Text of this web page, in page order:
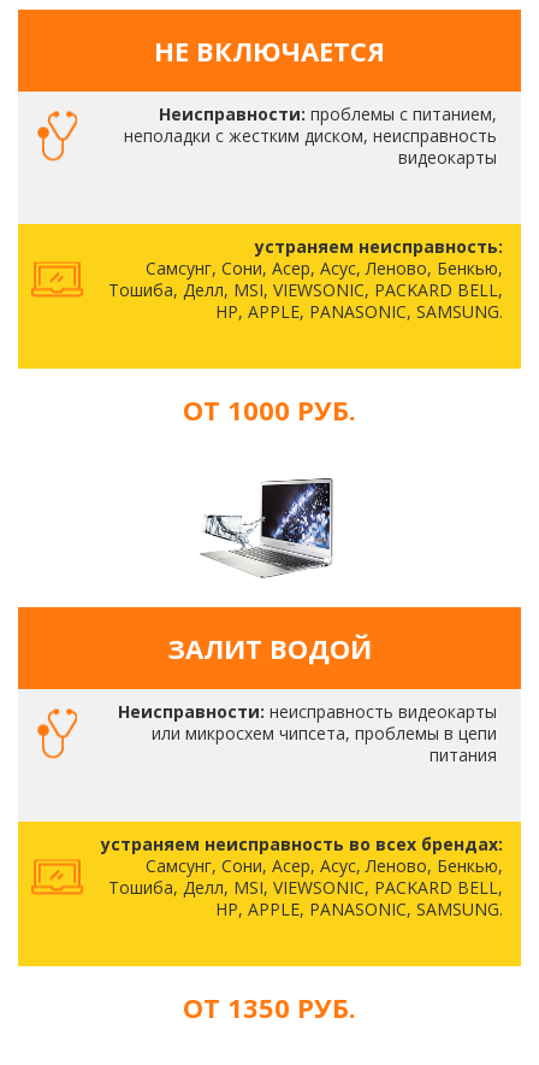
НЕ ВКЛЮЧАЕТСЯ
Неисправности: проблемы с питанием,
неполадки с жестким диском, неисправность
видеокарты
устраняем неисправность:
Самсунг, Сони, Асер, Асус, Леново, Бенкью,
Тошиба, Делл, MSI, VIEWSONIC, PACKARD BELL,
HP, APPLE, PANASONIC, SAMSUNG.
ОТ 1000 РУБ.
ЗАЛИТ ВОДОЙ
Неисправности: неисправность видеокарты
или микросхем чипсета, проблемы в цепи
питания
устраняем неисправность во всех брендах:
Самсунг, Сони, Асер, Асус, Леново, Бенкью,
Тошиба, Делл, MSI, VIEWSONIC, PACKARD BELL,
HP, APPLE, PANASONIC, SAMSUNG.
ОТ 1350 РУБ.